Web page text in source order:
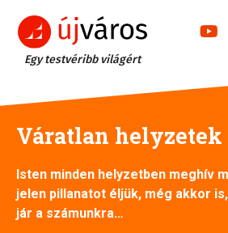
Egy testvéribb világért
Váratlan helyzetek
Isten minden helyzetben meghív
jelen pillanatot éljük, még akkor
jár a számunkra…